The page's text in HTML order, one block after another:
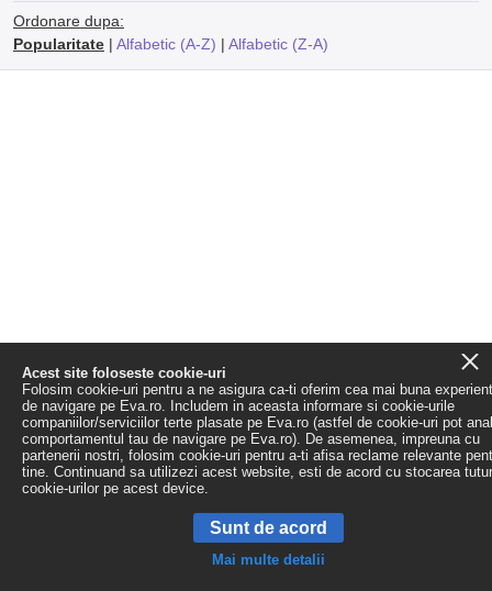
Ordonare dupa:
Popularitate| Alfabetic (A-Z) | Alfabetic (Z-A)
Acest site foloseste cookie-uri
Folosim cookie-uri pentru a ne asigura ca-ti oferim cea mai buna
de navigare pe Eva.ro. Includem in aceasta informare si cookie-urile
companiilor/serviciilor terte plasate pe Eva.ro (astfel de cookie-uri pot
comportamentul tau de navigare pe Eva.ro). De asemenea, impreuna cu
partenerii nostri, folosim cookie-uri pentru a-ti afisa reclame relevante
tine. Continuand sa utilizezi acest website, esti de acord cu stocarea
cookie-urilor pe acest device.
Sunt de acord
Mai multe detalii